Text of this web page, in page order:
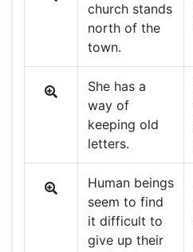
church stands
north of the
town.
She has a
way of
keeping old
letters.
Human beings
seem to find
it difficult to
give up their